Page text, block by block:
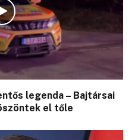
legenda – Bajtársai
el tőle